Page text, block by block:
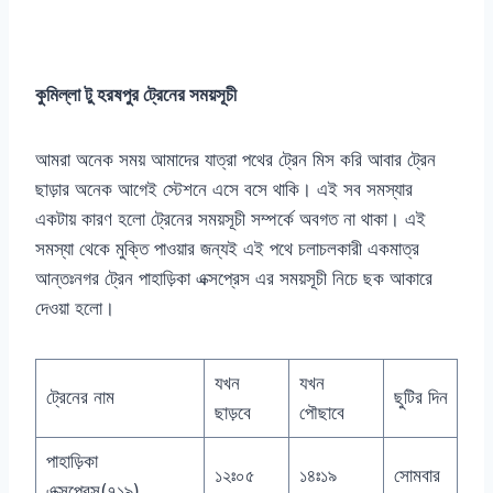
কুমিল্লা টু হরষপুর ট্রেনের সময়সূচী
আমরা অনেক সময় আমাদের যাত্রা পথের ট্রেন মিস করি আবার ট্রেন
ছাড়ার অনেক আগেই স্টেশনে এসে বসে থাকি। এই সব সমস্যার
একটায় কারণ হলো ট্রেনের সময়সূচী সম্পর্কে অবগত না থাকা। এই
সমস্যা থেকে মুক্তি পাওয়ার জন্যই এই পথে চলাচলকারী একমাত্র
আন্তঃনগর ট্রেন পাহাড়িকা এক্সপ্রেস এর সময়সূচী নিচে ছক আকারে
দেওয়া হলো।
ট্রেনের নাম
যখন
ছাড়বে
যখন
পৌছাবে
ছুটির দিন
পাহাড়িকা
১২ঃ০৫ ১৪ঃ১৯ সোমবার